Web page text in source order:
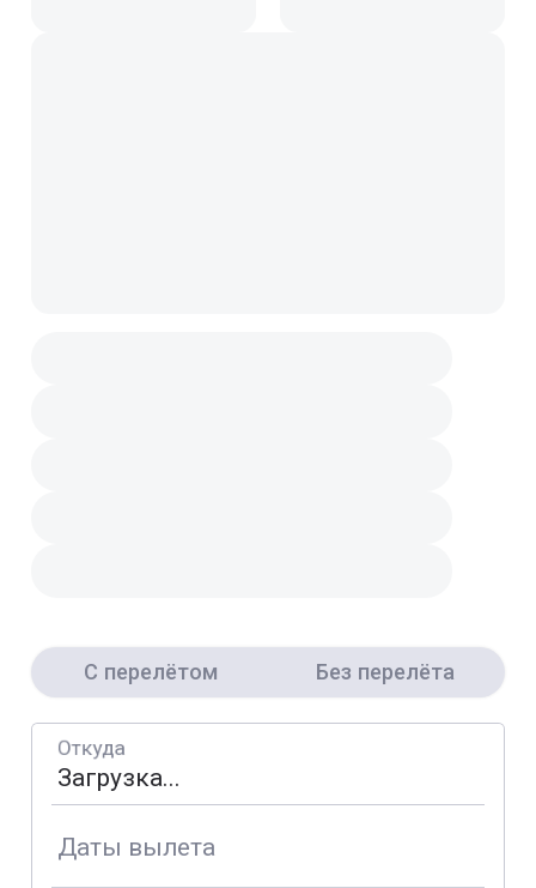
С перелётом Без перелёта
Откуда
Даты вылета